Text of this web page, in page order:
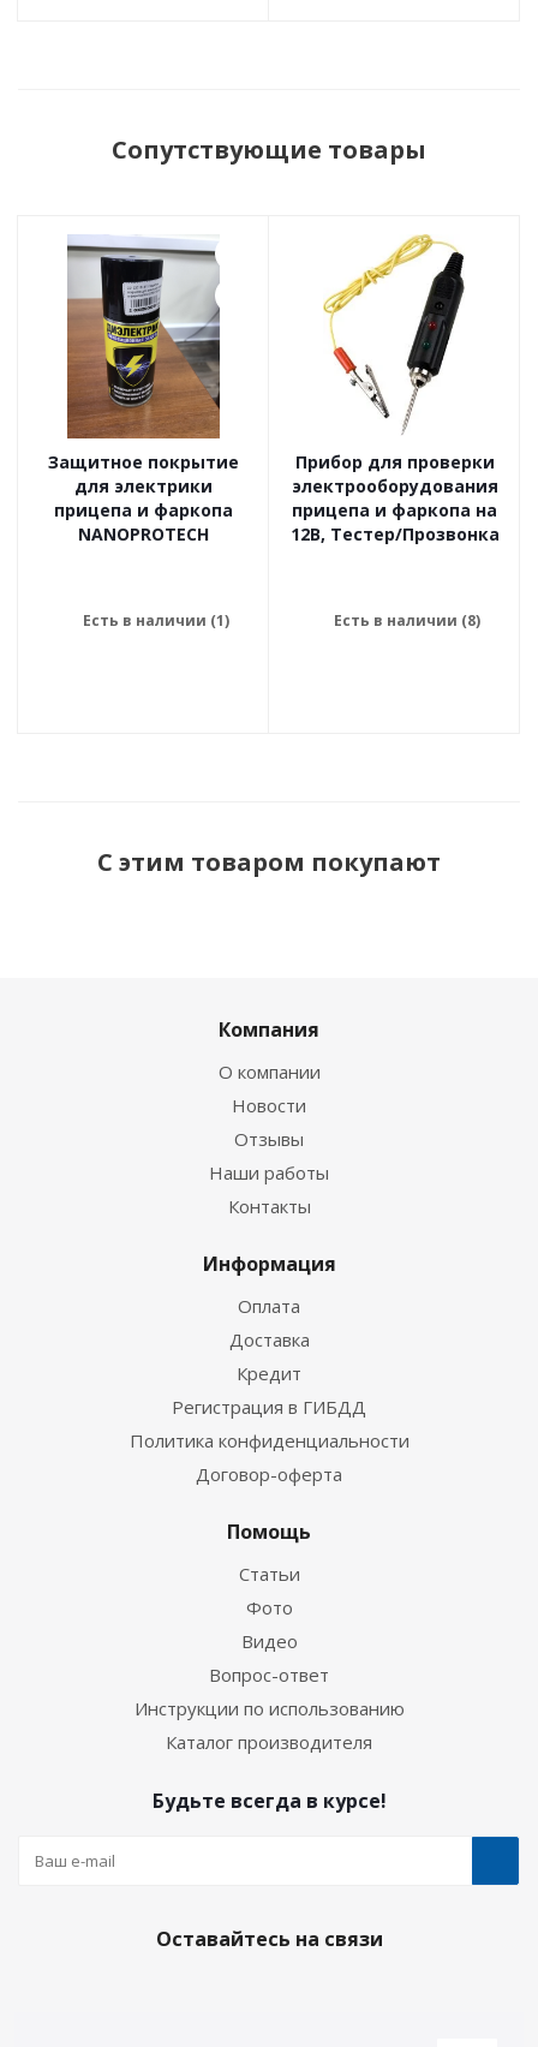
Сопутствующие товары
Защитное покрытие
для электрики
прицепа и фаркопа
NANOPROTECH
Есть в наличии (1)
Прибор для проверки
электрооборудования
прицепа и фаркопа на
12В, Тестер/Прозвонка
Есть в наличии (8)
С этим товаром покупают
Компания
О компании
Новости
Отзывы
Наши работы
Контакты
Информация
Оплата
Доставка
Кредит
Регистрация в ГИБДД
Политика конфиденциальности
Договор-оферта
Помощь
Статьи
Фото
Видео
Вопрос-ответ
Инструкции по использованию
Каталог производителя
Будьте всегда в курсе!
Оставайтесь на связи